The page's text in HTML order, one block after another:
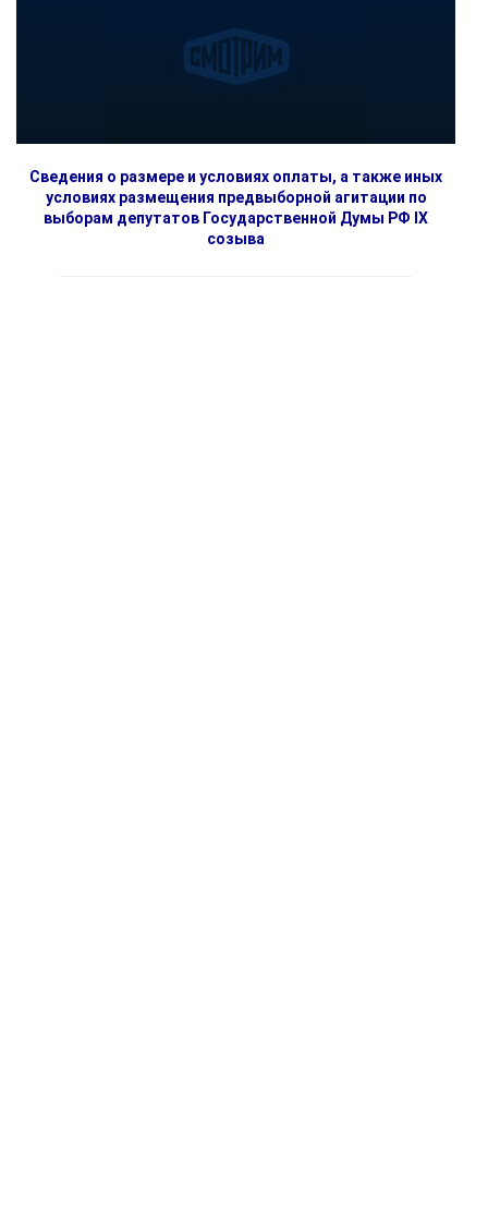
Сведения о размере и условиях оплаты, а также иных
условиях размещения предвыборной агитации по
выборам депутатов Государственной Думы РФ IX
созыва